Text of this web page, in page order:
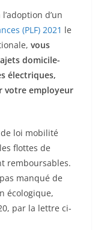
d’un
(PLF) 2021 le
vous
domicile-
électriques,
votre employeur
loi mobilité
flottes de
remboursables.
manqué de
écologique,
par la lettre ci-